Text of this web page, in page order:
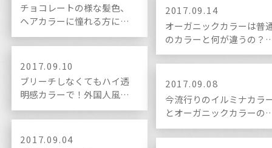
チョコレートの様な髪色、
ヘアカラーに憧れる方にと
っておきの可愛くなれる髪
色をご紹介♪
2017.09.14
オーガニックカラーは普
のカラーと何が違うの？
対に知ってほしいオーガ
ックの魅力とまとめ。
2017.09.10
ブリーチしなくてもハイ透
明感カラーで！外国人風マ
ットグレーはこうやって作
る。
2017.09.08
今流行りのイルミナカラ
とオーガニックカラーの
いを分かりやすく解説!!
2017.09.04